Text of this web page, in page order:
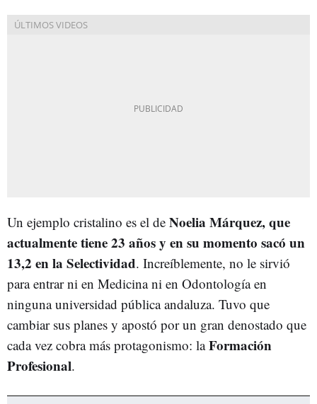
Un ejemplo cristalino es el de Noelia Márquez, que
actualmente tiene 23 años y en su momento sacó un
13,2 en la Selectividad. Increíblemente, no le sirvió
para entrar ni en Medicina ni en Odontología en
ninguna universidad pública andaluza. Tuvo que
cambiar sus planes y apostó por un gran denostado que
cada vez cobra más protagonismo: laFormación
Profesional.